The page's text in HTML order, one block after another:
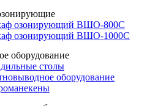
озонирующий ВШО-800С
озонирующий ВШО-1000С
оборудование
столы
оборудование